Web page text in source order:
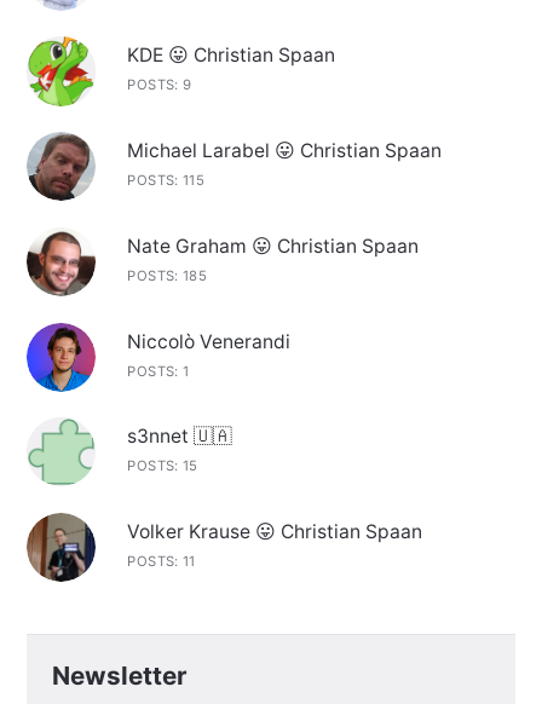
KDE 😛 Christian Spaan
POSTS: 9
Michael Larabel 😛 Christian Spaan
POSTS: 115
Nate Graham 😛 Christian Spaan
POSTS: 185
Niccolò Venerandi
POSTS: 1
s3nnet 🇺🇦
POSTS: 15
Volker Krause 😛 Christian Spaan
POSTS: 11
Newsletter